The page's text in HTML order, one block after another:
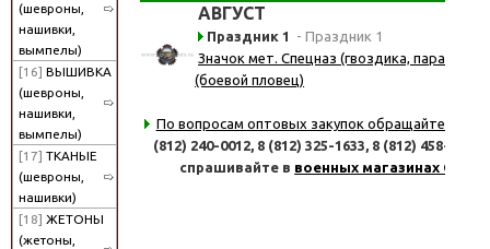
(шевроны,
нашивки,
вымпелы)
[16] ВЫШИВКА
(шевроны,
нашивки,
вымпелы)
[17] ТКАНЫЕ
(шевроны,
нашивки)
[18] ЖЕТОНЫ
(жетоны,
АВГУСТ
Праздник 1 - Праздник 1
Значок мет. Спецназ (гвоздика, парашют,
(боевой пловец)
По вопросам оптовых закупок обращайтесь
(812) 240-0012, 8 (812) 325-1633, 8 (812) 458-8347
спрашивайте в военных магазинах СПб